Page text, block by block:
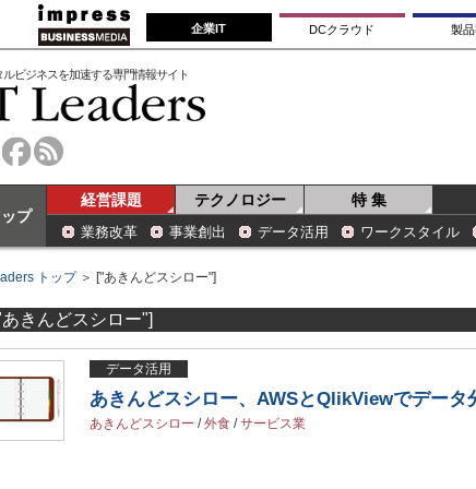
企業IT DCクラウド 製品
ルビジネスを加速する専門情報サイト
ップ
経営課題 テクノロジー 特 集
業務改革 事業創出 データ活用 ワークスタイル
トップ＞ ["あきんどスシロー"]
あきんどスシロー"]
データ活用
あきんどスシロー、AWSとQlikViewでデータ
あきんどスシロー /外食 /サービス業